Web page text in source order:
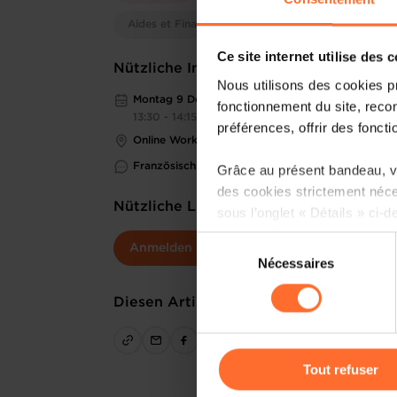
Ce site internet utilise des
Nous utilisons des cookies
fonctionnement du site,
préférences, offrir des
Grâce au présent bandeau,
des cookies strictement
sous l’onglet « Détails » ci-
Il est précisé que la
sociaux, sauvegarde des
cas de refus de tous les
gauche de chaque page.
du
consentement
Nécessaires
Tout refuser
Aides et Financements
Nützliche Informationen
Montag 9 Dez 2024
13:30 - 14:15
Online Workshop
Französisch
Nützliche Links
Anmelden
Diesen Artikel teilen